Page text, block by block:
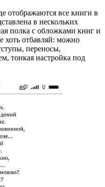
отображаются все книги в
в нескольких
полка с обложками книг и
хоть отбавляй: можно
переносы,
тонкая настройка под